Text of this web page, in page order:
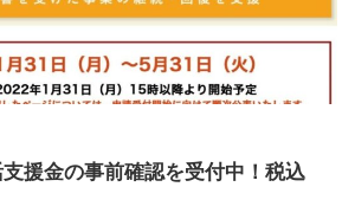
支援金の事前確認を受付中！税込